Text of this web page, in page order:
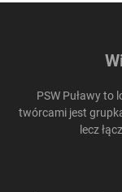
PSW Puławy to
twórcami jest
lecz